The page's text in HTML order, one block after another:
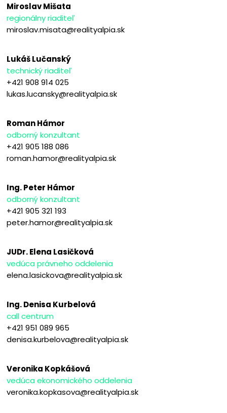
Miroslav Mišata
regionálny riaditeľ
miroslav.misata@realityalpia.sk
Lukáš Lučanský
technický riaditeľ
+421 908 914 025
lukas.lucansky@realityalpia.sk
Roman Hámor
odborný konzultant
+421 905 188 086
roman.hamor@realityalpia.sk
Ing. Peter Hámor
odborný konzultant
+421 905 321 193
peter.hamor@realityalpia.sk
JUDr. Elena Lasičková
vedúca právneho oddelenia
elena.lasickova@realityalpia.sk
Ing. Denisa Kurbelová
call centrum
+421 951 089 965
denisa.kurbelova@realityalpia.sk
Veronika Kopkášová
vedúca ekonomického oddelenia
veronika.kopkasova@realityalpia.sk